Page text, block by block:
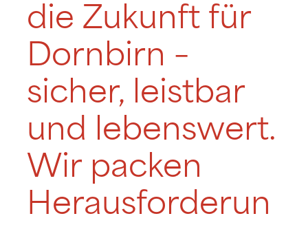
die Zukunft für
Dornbirn –
sicher, leistbar
und lebenswert.
Wir packen
Herausforderun